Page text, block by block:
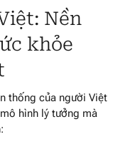
Nền
khỏe
thống của người Việt
hình lý tưởng mà